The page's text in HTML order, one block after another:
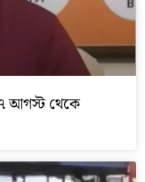
আগস্ট থেকে